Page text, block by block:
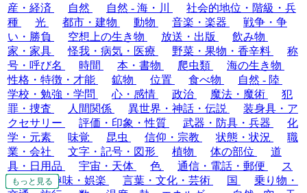
もっと見る
もっと見る
もっと見る
もっと見る
もっと見る
もっと見る
もっと見る
もっと見る
もっと見る
もっと見る
もっと見る
もっと見る
もっと見る
もっと見る
もっと見る
もっと見る
もっと見る
もっと見る
もっと見る
もっと見る
産・経済
自然 自然 - 海・川
社会的地位・階級・兵
種
光 都市・建物 動物 音楽・楽器
戦争・争
い・勝負
空想上の生き物 放送・出版
飲み物
家・家具
怪我・病気・医療 野菜・果物・香辛料
称
号・呼び名
時間 本・書物 爬虫類
海の生き物
性格・特徴・才能
鉱物 位置 食べ物
自然 - 陸
学校・勉強・学問
心・感情 政治 魔法・魔術
犯
罪・捜査
人間関係 異世界・神話・伝説
装身具・ア
クセサリー
評価・印象・性質 武器・防具・兵器
化
学・元素
味覚 昆虫 信仰・宗教 状態・状況
職
業・会社
文字・記号・図形 植物 体の部位
道
具・日用品
宇宙・天体 色 通信・電話・郵便
ス
ポーツ・趣味・娯楽
言葉・文化・芸術 国
乗り物・